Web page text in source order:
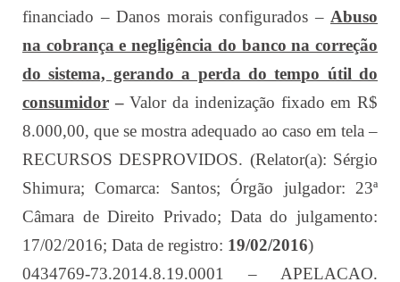
financiado – Danos morais configurados – Abuso
na cobrança e negligência do banco na correção
do sistema, gerando a perda do tempo útil do
consumidor –Valor da indenização fixado em R$
8.000,00, que se mostra adequado ao caso em tela –
RECURSOS DESPROVIDOS. (Relator(a): Sérgio
Shimura; Comarca: Santos; Órgão julgador: 23ª
Câmara de Direito Privado; Data do julgamento:
17/02/2016; Data de registro: 19/02/2016)
0434769-73.2014.8.19.0001 – APELACAO.